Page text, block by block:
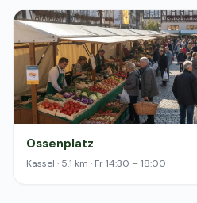
Ossenplatz
Kassel · 5.1 km · Fr 14:30 – 18:00